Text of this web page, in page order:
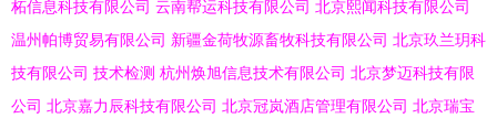
柘信息科技有限公司 云南帮运科技有限公司 北京熙闻科技有限公司
温州帕博贸易有限公司 新疆金荷牧源畜牧科技有限公司 北京玖兰玥科
技有限公司 技术检测 杭州焕旭信息技术有限公司 北京梦迈科技有限
公司 北京嘉力辰科技有限公司 北京冠岚酒店管理有限公司 北京瑞宝